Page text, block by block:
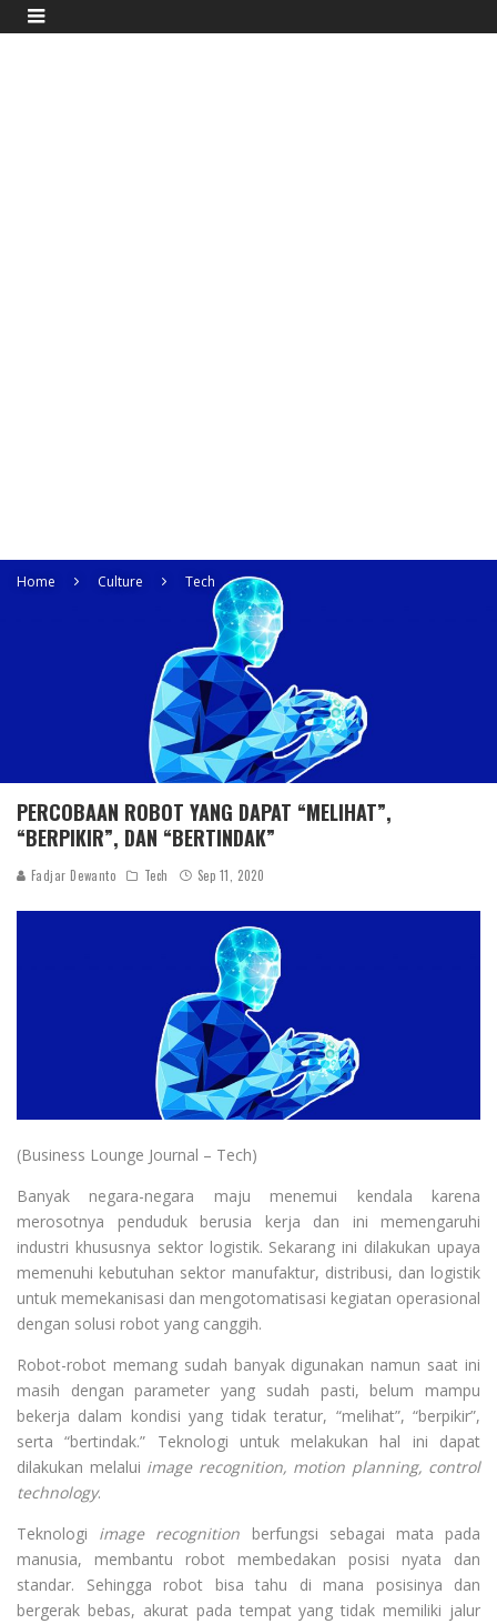
Home Culture Tech
PERCOBAAN ROBOT YANG DAPAT “MELIHAT”,
“BERPIKIR”, DAN “BERTINDAK”
Fadjar Dewanto Tech Sep 11, 2020
(Business Lounge Journal – Tech)
Banyak negara-negara maju menemui kendala karena
merosotnya penduduk berusia kerja dan ini memengaruhi
industri khususnya sektor logistik. Sekarang ini dilakukan upaya
memenuhi kebutuhan sektor manufaktur, distribusi, dan logistik
untuk memekanisasi dan mengotomatisasi kegiatan operasional
dengan solusi robot yang canggih.
Robot-robot memang sudah banyak digunakan namun saat ini
masih dengan parameter yang sudah pasti, belum mampu
bekerja dalam kondisi yang tidak teratur, “melihat”, “berpikir”,
serta “bertindak.” Teknologi untuk melakukan hal ini dapat
dilakukan melalui image recognition, motion planning, control
technology.
Teknologi image recognition berfungsi sebagai mata pada
manusia, membantu robot membedakan posisi nyata dan
standar. Sehingga robot bisa tahu di mana posisinya dan
bergerak bebas, akurat pada tempat yang tidak memiliki jalur